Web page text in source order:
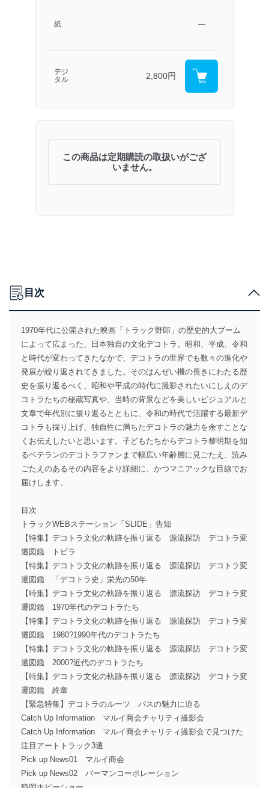
紙 ―
デジ
タル
2,800円
この商品は定期購読の取扱いがござ
いません。
目次
1970年代に公開された映画「トラック野郎」の歴史的大ブーム
によって広まった、日本独自の文化デコトラ。昭和、平成、令和
と時代が変わってきたなかで、デコトラの世界でも数々の進化や
発展が繰り返されてきました。そのはんぜい機の長きにわたる歴
史を振り返るべく、昭和や平成の時代に撮影されたいにしえのデ
コトラたちの秘蔵写真や、当時の背景などを美しいビジュアルと
文章で年代別に振り返るとともに、令和の時代で活躍する最新デ
コトラも採り上げ、独自性に満ちたデコトラの魅力を余すことな
くお伝えしたいと思います。子どもたちからデコトラ黎明期を知
るベテランのデコトラファンまで幅広い年齢層に見ごたえ、読み
ごたえのあるその内容をより詳細に、かつマニアックな目線でお
届けします。
目次
トラックWEBステーション「SLIDE」告知
【特集】デコトラ文化の軌跡を振り返る 源流探訪 デコトラ変
遷図鑑 トビラ
【特集】デコトラ文化の軌跡を振り返る 源流探訪 デコトラ変
遷図鑑 「デコトラ史」栄光の50年
【特集】デコトラ文化の軌跡を振り返る 源流探訪 デコトラ変
遷図鑑 1970年代のデコトラたち
【特集】デコトラ文化の軌跡を振り返る 源流探訪 デコトラ変
遷図鑑 1980?1990年代のデコトラたち
【特集】デコトラ文化の軌跡を振り返る 源流探訪 デコトラ変
遷図鑑 2000?近代のデコトラたち
【特集】デコトラ文化の軌跡を振り返る 源流探訪 デコトラ変
遷図鑑 終章
【緊急特集】デコトラのルーツ バスの魅力に迫る
Catch Up Information マルイ商会チャリティ撮影会
Catch Up Information マルイ商会チャリティ撮影会で見つけた
注目アートトラック3選
Pick up News01 マルイ商会
Pick up News02 パーマンコーポレーション